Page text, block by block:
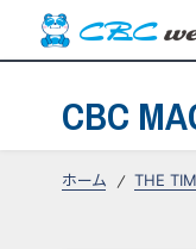
CBC
ホーム THE